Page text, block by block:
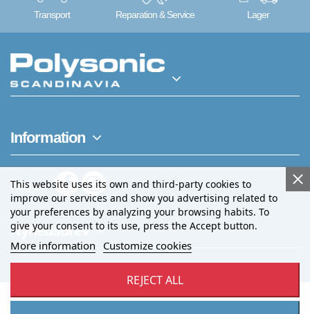
Transport Reparation & Service Lager
Information
This website uses its own and third-party cookies to
improve our services and show you advertising related to
your preferences by analyzing your browsing habits. To
give your consent to its use, press the Accept button.
More information Customize cookies
REJECT ALL
Følg os
Nyhedsbrev